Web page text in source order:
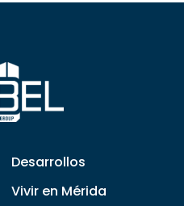
Desarrollos
Vivir en Mérida